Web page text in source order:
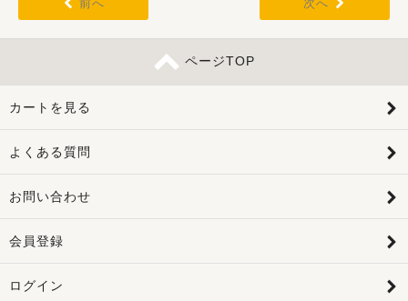
前へ 次へ
ページTOP
カートを見る
よくある質問
お問い合わせ
会員登録
ログイン